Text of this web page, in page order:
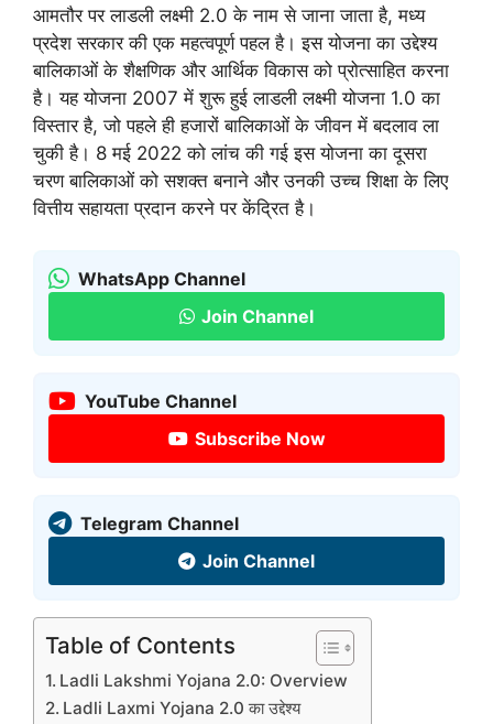
आमतौर पर लाडली लक्ष्मी 2.0 के नाम से जाना जाता है, मध्य
प्रदेश सरकार की एक महत्वपूर्ण पहल है। इस योजना का उद्देश्य
बालिकाओं के शैक्षणिक और आर्थिक विकास को प्रोत्साहित करना
है। यह योजना 2007 में शुरू हुई लाडली लक्ष्मी योजना 1.0 का
विस्तार है, जो पहले ही हजारों बालिकाओं के जीवन में बदलाव ला
चुकी है। 8 मई 2022 को लांच की गई इस योजना का दूसरा
चरण बालिकाओं को सशक्त बनाने और उनकी उच्च शिक्षा के लिए
वित्तीय सहायता प्रदान करने पर केंद्रित है।
WhatsApp Channel
Join Channel
YouTube Channel
Subscribe Now
Telegram Channel
Join Channel
Table of Contents
Ladli Lakshmi Yojana 2.0: Overview
Ladli Laxmi Yojana 2.0 का उद्देश्य